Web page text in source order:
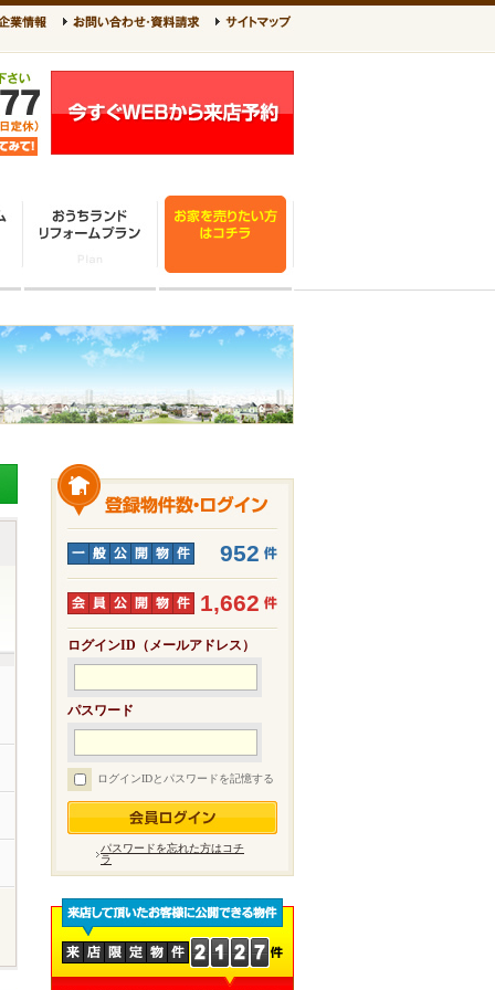
952
1,662
ログインID（メールアドレス）
パスワード
ログインIDとパスワードを記憶する
パスワードを忘れた方はコチ
ラ